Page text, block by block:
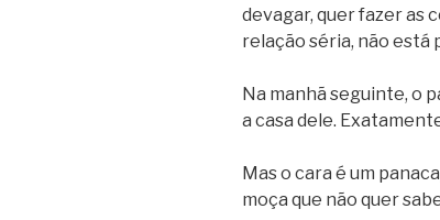
devagar, quer fazer as
relação séria, não está
Na manhã seguinte, o
a casa dele.
Mas o cara é um
moça que não quer